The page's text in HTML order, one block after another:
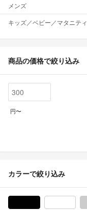
メンズ
キッズ／ベビー／マタニティ
商品の価格で絞り込み
円〜
カラーで絞り込み